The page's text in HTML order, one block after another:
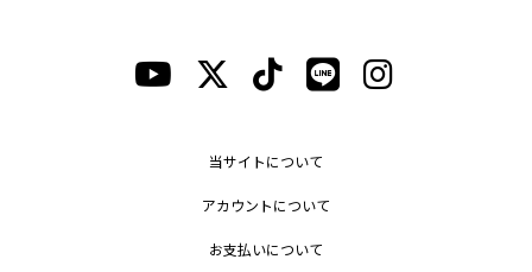
当サイトについて
アカウントについて
お支払いについて